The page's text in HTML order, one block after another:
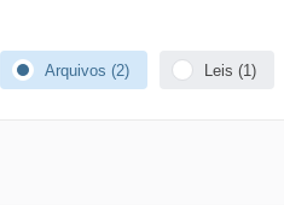
Arquivos (2) Leis (1)